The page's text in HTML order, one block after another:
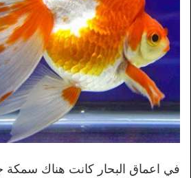
في اعماق البحار كانت هناك سمكة